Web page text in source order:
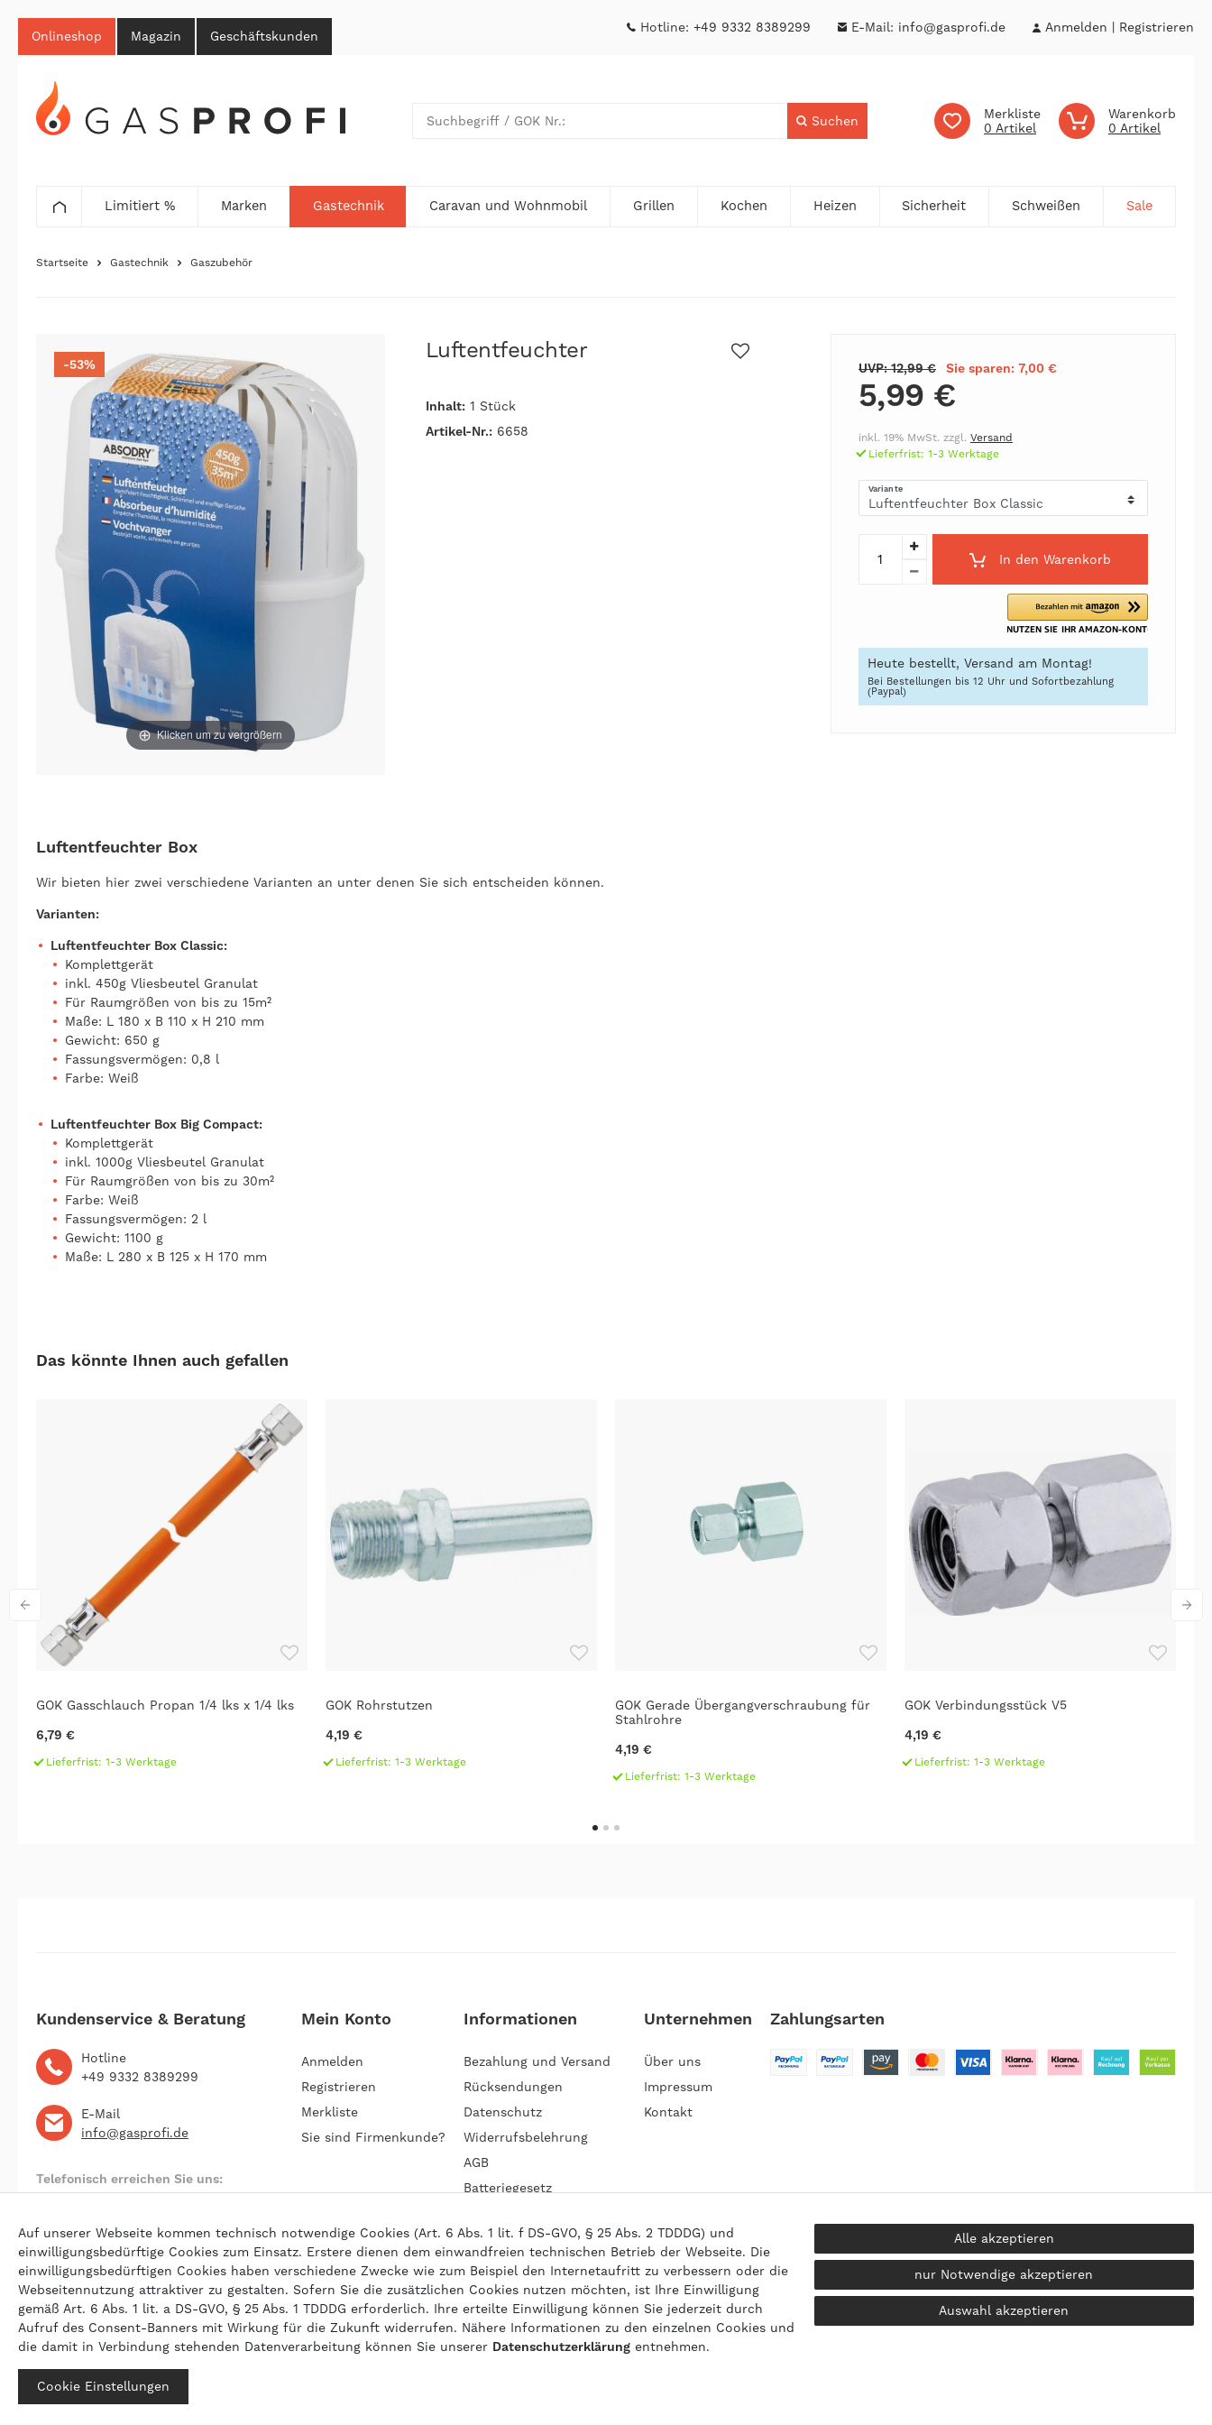
Onlineshop Magazin Geschäftskunden
Hotline: +49 9332 8389299 E-Mail: info@gasprofi.de Anmelden Registrieren
Merkliste
0
Warenkorb
0
Suchen
Limitiert % Marken Gastechnik Caravan und Wohnmobil Grillen Kochen Heizen Sicherheit Schweißen Sale
Startseite Gastechnik Gaszubehör
Klicken um zu vergrößern
-53%
Luftentfeuchter
Inhalt:1 Stück
Artikel-Nr.:6658
UVP: 12,99 € Sie sparen: 7,00 €
5,99 €
Variante
In den Warenkorb
inkl. 19% MwSt. zzgl. Versand
Lieferfrist: 1-3 Werktage
Heute bestellt, Versand am Montag!
Bei Bestellungen bis 12 Uhr und Sofortbezahlung
(Paypal)
Luftentfeuchter Box
Wir bieten hier zwei verschiedene Varianten an unter denen Sie sich entscheiden können.
Varianten:
Luftentfeuchter Box Classic:
Komplettgerät
inkl. 450g Vliesbeutel Granulat
Für Raumgrößen von bis zu 15m²
Maße: L 180 x B 110 x H 210 mm
Gewicht: 650 g
Fassungsvermögen: 0,8 l
Farbe: Weiß
Luftentfeuchter Box Big Compact:
Komplettgerät
inkl. 1000g Vliesbeutel Granulat
Für Raumgrößen von bis zu 30m²
Farbe: Weiß
Fassungsvermögen: 2 l
Gewicht: 1100 g
Maße: L 280 x B 125 x H 170 mm
Das könnte Ihnen auch gefallen
GOK Gasschlauch Propan 1/4 lks x 1/4 lks
6,79 €
Lieferfrist: 1-3 Werktage
GOK Rohrstutzen
4,19 €
Lieferfrist: 1-3 Werktage
GOK Gerade Übergangverschraubung für
Stahlrohre
4,19 €
Lieferfrist: 1-3 Werktage
GOK Verbindungsstück V5
4,19 €
Lieferfrist: 1-3 Werktage
Kundenservice & Beratung
Hotline
+49 9332 8389299
E-Mail
info@gasprofi.de
Telefonisch erreichen Sie uns:
Montag bis Freitag 09:00 bis 22:00 Uhr
Mein Konto
Anmelden
Registrieren
Merkliste
Sie sind Firmenkunde?
Informationen
Bezahlung und Versand
Rücksendungen
Datenschutz
Widerrufsbelehrung
AGB
Batteriegesetz
Unternehmen
Über uns
Impressum
Kontakt
Zahlungsarten
© 2026 gasprofi / Alle Preise sind inkl. geseztl. Mehrwertsteuer und zzgl.Versandkosten
powered bycreateyourtemplate
Auf unserer Webseite kommen technisch notwendige Cookies (Art. 6 Abs. 1 lit. f DS-GVO, § 25 Abs. 2 TDDDG) und
einwilligungsbedürftige Cookies zum Einsatz. Erstere dienen dem einwandfreien technischen Betrieb der Webseite. Die
einwilligungsbedürftigen Cookies haben verschiedene Zwecke wie zum Beispiel den Internetaufritt zu verbessern oder die
Webseitennutzung attraktiver zu gestalten. Sofern Sie die zusätzlichen Cookies nutzen möchten, ist Ihre Einwilligung
gemäß Art. 6 Abs. 1 lit. a DS-GVO, § 25 Abs. 1 TDDDG erforderlich. Ihre erteilte Einwilligung können Sie jederzeit durch
Aufruf des Consent-Banners mit Wirkung für die Zukunft widerrufen. Nähere Informationen zu den einzelnen Cookies und
die damit in Verbindung stehenden Datenverarbeitung können Sie unserer Daten­schutz­erklärung entnehmen.
Cookie Einstellungen
Alle akzeptieren
nur Notwendige akzeptieren
Auswahl akzeptieren